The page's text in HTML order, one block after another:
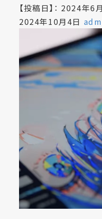
【投稿日】： 2024年6
2024年10月4日